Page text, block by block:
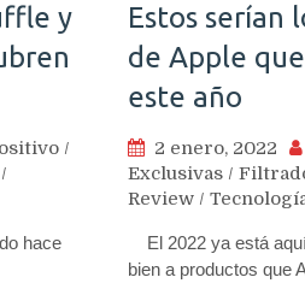
y
/
/
hace
Estos serían
de Apple
este año
2 enero, 2022
Exclusivas /
Review /
El 2022 ya está
bien a productos que